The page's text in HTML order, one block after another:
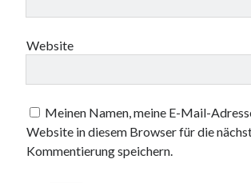
Website
Meinen Namen, meine E-Mail-
Website in diesem Browser für die
Kommentierung speichern.